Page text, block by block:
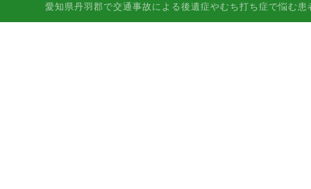
愛知県丹羽郡で交通事故による後遺症やむち打ち症で悩